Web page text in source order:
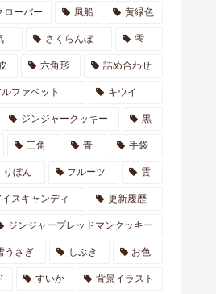
ローバー 風船 黄緑色
さくらんぼ 雫
六角形 詰め合わせ
ルファベット キウイ
ジンジャークッキー 黒
三角 青 手袋
りぼん フルーツ 雲
イスキャンディ 更新履歴
ジンジャーブレッドマンクッキー
うさぎ しぶき お色
すいか 背景イラスト